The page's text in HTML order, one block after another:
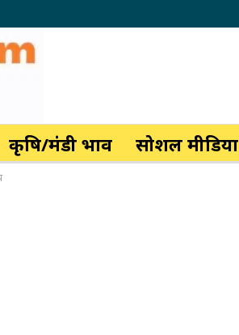
कृषि/मंडी भाव सोशल मीडिया